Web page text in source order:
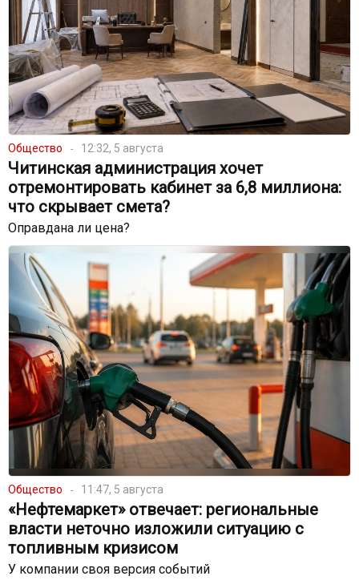
Общество 12:32, 5 августа
Читинская администрация хочет
отремонтировать кабинет за 6,8 миллиона:
что скрывает смета?
Оправдана ли цена?
Общество 11:47, 5 августа
«Нефтемаркет» отвечает: региональные
власти неточно изложили ситуацию с
топливным кризисом
У компании своя версия событий